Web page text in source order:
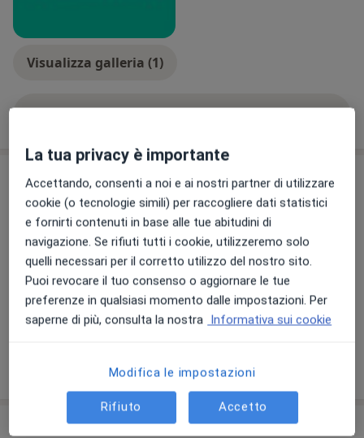
e Clinica Sedes Sapientiae insieme a tutta l'equipe di
chirurgia della spalla.
(SECEC) di chirurgia della spalla e gomito.
I suoi principali interessi riguardano la patologia della
cuffia dei rotatori in artroscopia, la protesi di spalla
(primaria e di revisione) con navigazione GPS nella
patologia artrosica, l’instabilità della spalla
(capsuloplastica, latarjet artroscopico, bone block), i
transfert tendinei nelle cuffie irreparabili e paresi
nervose, la traumatologia cingolo scapolare.
Visualizza galleria (1)
Comunicazioni importanti
Dott. Giovanni Caruso
Via Cuneo 27/A1, Savigliano 12038
Il Dottor Giovanni Caruso si occupa di CHIRURGIA
DELLA SPALLA.
28/05/2024
Mostra di più (2)
Prestazioni e prezzi
La tua privacy è importante
Accettando, consenti a noi e ai nostri partner di utilizzare
cookie (o tecnologie simili) per raccogliere dati statistici
e fornirti contenuti in base alle tue abitudini di
navigazione. Se rifiuti tutti i cookie, utilizzeremo solo
quelli necessari per il corretto utilizzo del nostro sito.
Puoi revocare il tuo consenso o aggiornare le tue
preferenze in qualsiasi momento dalle impostazioni. Per
saperne di più, consulta la nostra Informativa sui cookie
Modifica le impostazioni
Rifiuto Accetto